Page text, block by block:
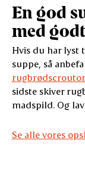
En god
med
Hvis du har
suppe, så
sidste skiver
madspild. Og
Se alle vores